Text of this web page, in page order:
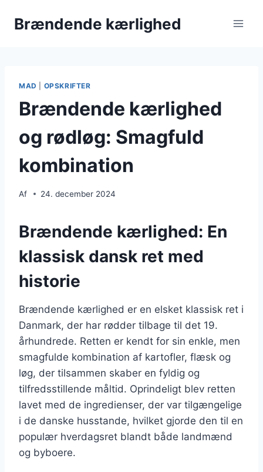
Brændende kærlighed
MAD OPSKRIFTER
Brændende kærlighed
og rødløg: Smagfuld
kombination
Af 24. december 2024
Brændende kærlighed: En
klassisk dansk ret med
historie
Brændende kærlighed er en elsket klassisk ret i
Danmark, der har rødder tilbage til det 19.
århundrede. Retten er kendt for sin enkle, men
smagfulde kombination af kartofler, flæsk og
løg, der tilsammen skaber en fyldig og
tilfredsstillende måltid. Oprindeligt blev retten
lavet med de ingredienser, der var tilgængelige
i de danske husstande, hvilket gjorde den til en
populær hverdagsret blandt både landmænd
og byboere.